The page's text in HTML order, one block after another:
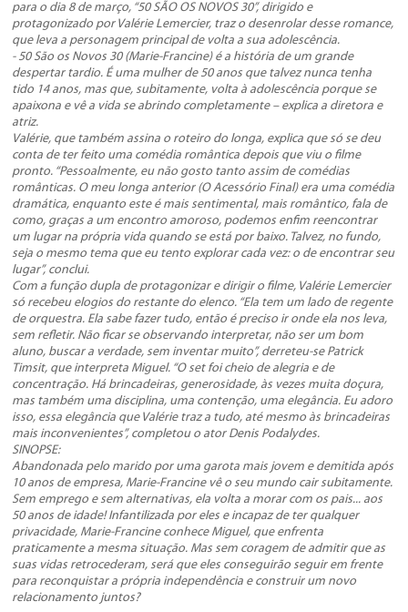
para o dia 8 de março, “50 SÃO OS NOVOS 30”, dirigido e
protagonizado por Valérie Lemercier, traz o desenrolar desse romance,
que leva a personagem principal de volta a sua adolescência.
- 50 São os Novos 30 (Marie-Francine) é a história de um grande
despertar tardio. É uma mulher de 50 anos que talvez nunca tenha
tido 14 anos, mas que, subitamente, volta à adolescência porque se
apaixona e vê a vida se abrindo completamente – explica a diretora e
atriz.
Valérie, que também assina o roteiro do longa, explica que só se deu
conta de ter feito uma comédia romântica depois que viu o filme
pronto. “Pessoalmente, eu não gosto tanto assim de comédias
românticas. O meu longa anterior (O Acessório Final) era uma comédia
dramática, enquanto este é mais sentimental, mais romântico, fala de
como, graças a um encontro amoroso, podemos enfim reencontrar
um lugar na própria vida quando se está por baixo. Talvez, no fundo,
seja o mesmo tema que eu tento explorar cada vez: o de encontrar seu
lugar”, conclui.
Com a função dupla de protagonizar e dirigir o filme, Valérie Lemercier
só recebeu elogios do restante do elenco. “Ela tem um lado de regente
de orquestra. Ela sabe fazer tudo, então é preciso ir onde ela nos leva,
sem refletir. Não ficar se observando interpretar, não ser um bom
aluno, buscar a verdade, sem inventar muito”, derreteu-se Patrick
Timsit, que interpreta Miguel. “O set foi cheio de alegria e de
concentração. Há brincadeiras, generosidade, às vezes muita doçura,
mas também uma disciplina, uma contenção, uma elegância. Eu adoro
isso, essa elegância que Valérie traz a tudo, até mesmo às brincadeiras
mais inconvenientes”, completou o ator Denis Podalydes.
SINOPSE:
Abandonada pelo marido por uma garota mais jovem e demitida após
10 anos de empresa, Marie-Francine vê o seu mundo cair subitamente.
Sem emprego e sem alternativas, ela volta a morar com os pais... aos
50 anos de idade! Infantilizada por eles e incapaz de ter qualquer
privacidade, Marie-Francine conhece Miguel, que enfrenta
praticamente a mesma situação. Mas sem coragem de admitir que as
suas vidas retrocederam, será que eles conseguirão seguir em frente
para reconquistar a própria independência e construir um novo
relacionamento juntos?